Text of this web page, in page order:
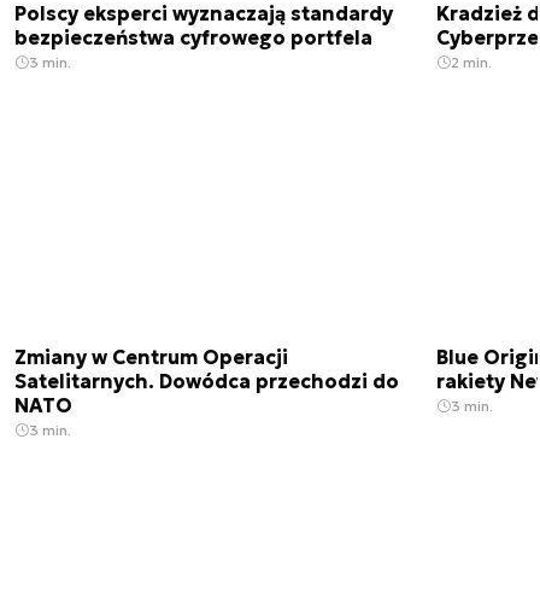
Polscy eksperci wyznaczają standardy
bezpieczeństwa cyfrowego portfela
3 min.
Kradzież
2 min.
Zmiany w Centrum Operacji
Satelitarnych. Dowódca przechodzi do
NATO
3 min.
Blue
rakiety
3 min.